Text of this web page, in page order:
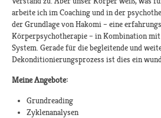
arbeite ich im Coaching und in der
der Grundlage von Hakomi – eine
Körperpsychotherapie – in Kombination mit
System. Gerade für die begleitende und
Dekonditionierungsprozess ist dies ein
Meine Angebote:
Grundreading
Zyklenanalysen